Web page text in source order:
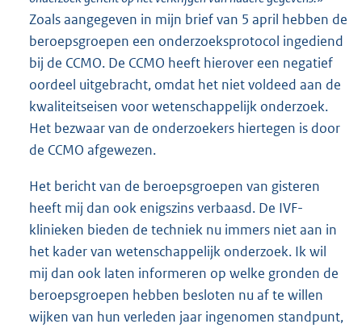
Zoals aangegeven in mijn brief van 5 april hebben de
beroepsgroepen een onderzoeksprotocol ingediend
bij de CCMO. De CCMO heeft hierover een negatief
oordeel uitgebracht, omdat het niet voldeed aan de
kwaliteitseisen voor wetenschappelijk onderzoek.
Het bezwaar van de onderzoekers hiertegen is door
de CCMO afgewezen.
Het bericht van de beroepsgroepen van gisteren
heeft mij dan ook enigszins verbaasd. De IVF-
klinieken bieden de techniek nu immers niet aan in
het kader van wetenschappelijk onderzoek. Ik wil
mij dan ook laten informeren op welke gronden de
beroepsgroepen hebben besloten nu af te willen
wijken van hun verleden jaar ingenomen standpunt,